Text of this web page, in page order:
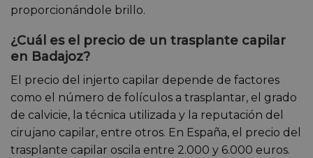
proporcionándole brillo.
¿Cuál es el precio de un trasplante capilar
en Badajoz?
El precio del injerto capilar depende de factores
como el número de folículos a trasplantar, el grado
de calvicie, la técnica utilizada y la reputación del
cirujano capilar, entre otros. En España, el precio del
trasplante capilar oscila entre 2.000 y 6.000 euros.